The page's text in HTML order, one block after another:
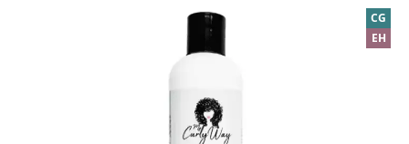
CG
EH